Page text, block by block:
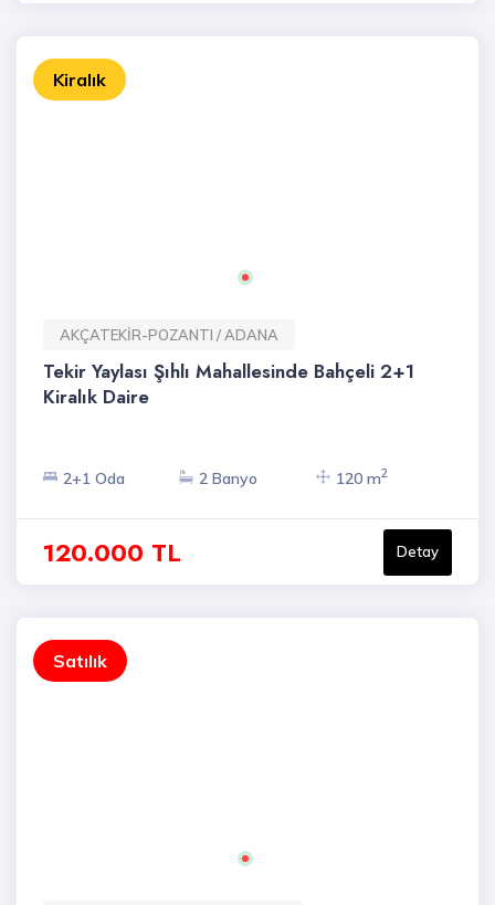
Kiralık
AKÇATEKİR-POZANTI / ADANA
Tekir Yaylası Şıhlı Mahallesinde Bahçeli 2+1
Kiralık Daire
2+1 Oda 2 Banyo 120 m2
120.000 TL Detay
Satılık